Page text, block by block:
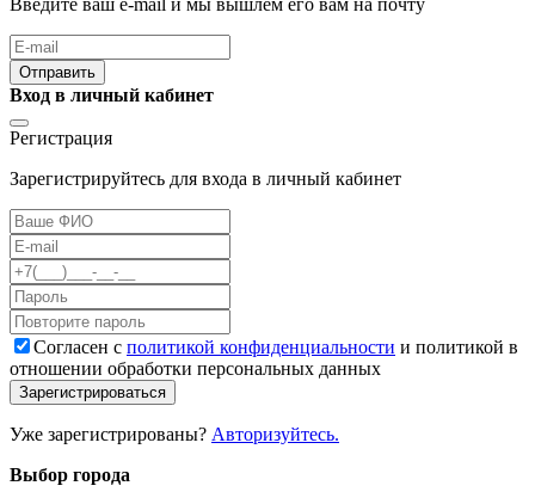
Отправить
Вход в личный кабинет
Регистрация
Зарегистрируйтесь для входа в личный кабинет
Cогласен с политикой конфиденциальности и политикой в
отношении обработки персональных данных
Зарегистрироваться
Уже зарегистрированы? Авторизуйтесь.
Выбор города